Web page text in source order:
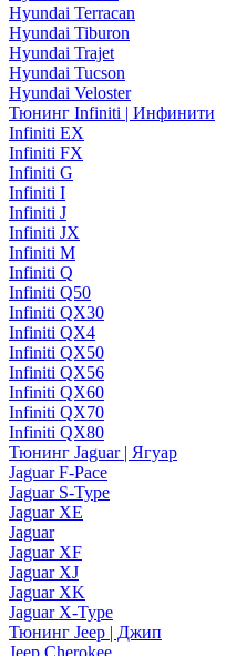
Hyundai Terracan
Hyundai Tiburon
Hyundai Trajet
Hyundai Tucson
Hyundai Veloster
Тюнинг Infiniti | Инфинити
Infiniti EX
Infiniti FX
Infiniti G
Infiniti I
Infiniti J
Infiniti JX
Infiniti M
Infiniti Q
Infiniti Q50
Infiniti QX30
Infiniti QX4
Infiniti QX50
Infiniti QX56
Infiniti QX60
Infiniti QX70
Infiniti QX80
Тюнинг Jaguar | Ягуар
Jaguar F-Pace
Jaguar S-Type
Jaguar XE
Jaguar
Jaguar XF
Jaguar XJ
Jaguar XK
Jaguar X-Type
Тюнинг Jeep | Джип
Jeep Cherokee